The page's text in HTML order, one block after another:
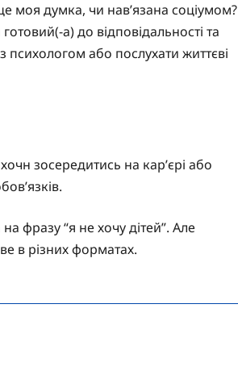
моя думка, чи нав’язана соціумом?
а) до відповідальності та
або послухати життєві
зосередитись на кар’єрі або
фразу “я не хочу дітей”. Але
в різних форматах.